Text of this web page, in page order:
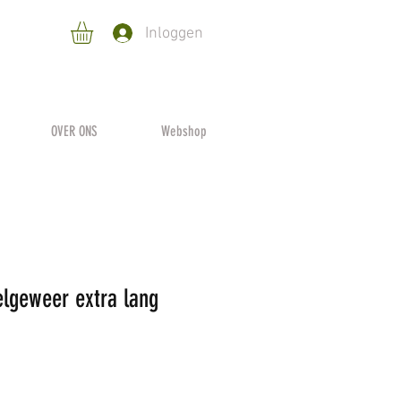
Inloggen
OVER ONS Webshop
extra lang